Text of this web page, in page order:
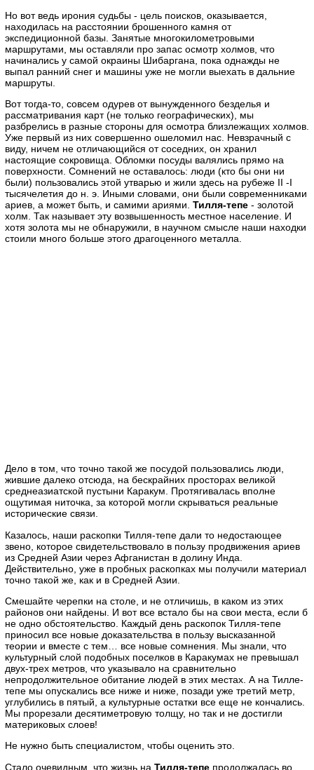
Но вот ведь ирония судьбы - цель поисков, оказывается,
находилась на расстоянии брошенного камня от
экспедиционной базы. Занятые многокилометровыми
маршрутами, мы оставляли про запас осмотр холмов, что
начинались у самой окраины Шибаргана, пока однажды не
выпал ранний снег и машины уже не могли выехать в дальние
маршруты.
Вот тогда-то, совсем одурев от вынужденного безделья и
рассматривания карт (не только географических), мы
разбрелись в разные стороны для осмотра близлежащих холмов.
Уже первый из них совершенно ошеломил нас. Невзрачный с
виду, ничем не отличающийся от соседних, он хранил
настоящие сокровища. Обломки посуды валялись прямо на
поверхности. Сомнений не оставалось: люди (кто бы они ни
были) пользовались этой утварью и жили здесь на рубеже II -I
тысячелетия до н. э. Иными словами, они были современниками
ариев, а может быть, и самими ариями. Тилля-тепе - золотой
холм. Так называет эту возвышенность местное население. И
хотя золота мы не обнаружили, в научном смысле наши находки
стоили много больше этого драгоценного металла.
Дело в том, что точно такой же посудой пользовались люди,
жившие далеко отсюда, на бескрайних просторах великой
среднеазиатской пустыни Каракум. Протягивалась вполне
ощутимая ниточка, за которой могли скрываться реальные
исторические связи.
Казалось, наши раскопки Тилля-тепе дали то недостающее
звено, которое свидетельствовало в пользу продвижения ариев
из Средней Азии через Афганистан в долину Инда.
Действительно, уже в пробных раскопках мы получили материал
точно такой же, как и в Средней Азии.
Смешайте черепки на столе, и не отличишь, в каком из этих
районов они найдены. И вот все встало бы на свои места, если б
не одно обстоятельство. Каждый день раскопок Тилля-тепе
приносил все новые доказательства в пользу высказанной
теории и вместе с тем… все новые сомнения. Мы знали, что
культурный слой подобных поселков в Каракумах не превышал
двух-трех метров, что указывало на сравнительно
непродолжительное обитание людей в этих местах. А на Тилле-
тепе мы опускались все ниже и ниже, позади уже третий метр,
углубились в пятый, а культурные остатки все еще не кончались.
Мы прорезали десятиметровую толщу, но так и не достигли
материковых слоев!
Не нужно быть специалистом, чтобы оценить это.
Стало очевидным, что жизнь на Тилля-тепе продолжалась во